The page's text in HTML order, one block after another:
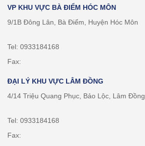
VP KHU VỰC BÀ ĐIỂM HÓC MÔN
9/1B Đông Lân, Bà Điểm, Huyện Hóc Môn
Tel: 0933184168
Fax:
ĐẠI LÝ KHU VỰC LÂM ĐỒNG
4/14 Triệu Quang Phục, Bảo Lộc, Lâm Đồng
Tel: 0933184168
Fax: